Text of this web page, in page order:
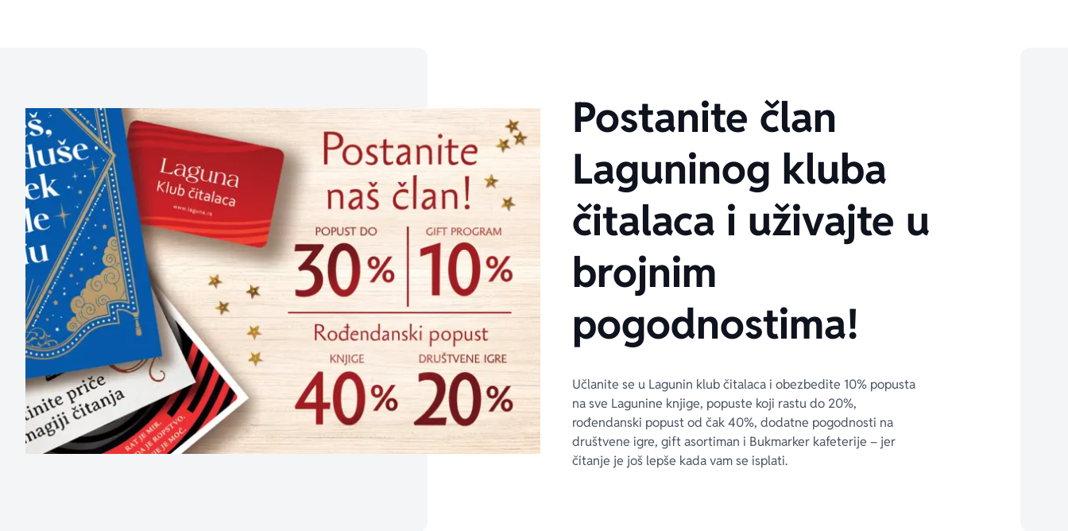
Postanite član
Laguninog kluba
čitalaca i uživajte u
brojnim
pogodnostima!
Učlanite se u Lagunin klub čitalaca i obezbedite 10% popusta
na sve Lagunine knjige, popuste koji rastu do 20%,
rođendanski popust od čak 40%, dodatne pogodnosti na
društvene igre, gift asortiman i Bukmarker kafeterije – jer
čitanje je još lepše kada vam se isplati.